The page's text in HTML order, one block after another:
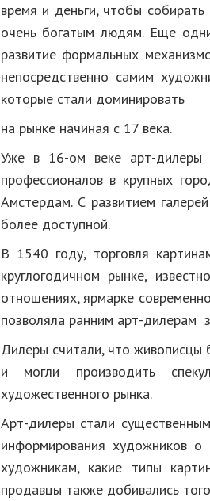
время и деньги, чтобы
очень богатым людям. Еще
развитие формальных
непосредственно самим
которые стали доминировать
на рынке начиная с 17 века.
Уже в 16-ом веке арт-дилеры
профессионалов в крупных
Амстердам. С развитием
более доступной.
В 1540 году, торговля
круглогодичном рынке,
отношениях, ярмарке
позволяла ранним арт-дилерам
Дилеры считали, что
и могли производить
художественного рынка.
Арт-дилеры стали
информирования художников о
художникам, какие типы
продавцы также добивались